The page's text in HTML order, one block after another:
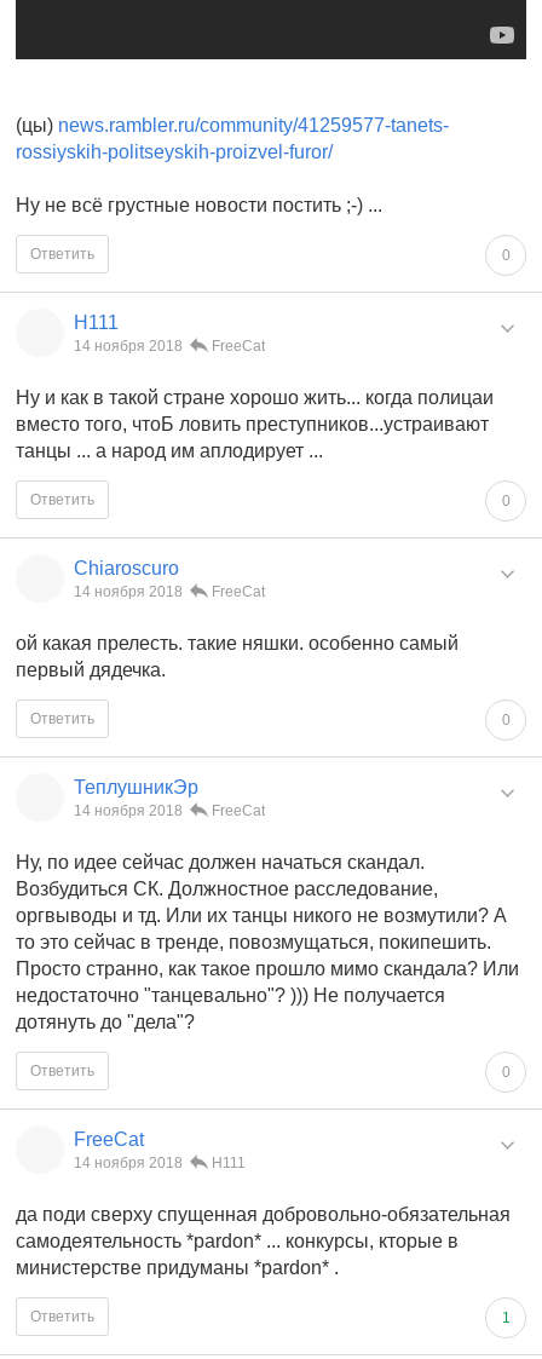
(цы) news.rambler.ru/community/41259577-tanets-
rossiyskih-politseyskih-proizvel-furor/
Ну не всё грустные новости постить ;-) ...
0
Ответить
Н111
14 ноября 2018 FreeCat
Ну и как в такой стране хорошо жить... когда полицаи
вместо того, чтоБ ловить преступников...устраивают
танцы ... а народ им аплодирует ...
0
Ответить
Chiaroscuro
14 ноября 2018 FreeCat
ой какая прелесть. такие няшки. особенно самый
первый дядечка.
0
Ответить
ТеплушникЭр
14 ноября 2018 FreeCat
Ну, по идее сейчас должен начаться скандал.
Возбудиться СК. Должностное расследование,
оргвыводы и тд. Или их танцы никого не возмутили? А
то это сейчас в тренде, повозмущаться, покипешить.
Просто странно, как такое прошло мимо скандала? Или
недостаточно "танцевально"? ))) Не получается
дотянуть до "дела"?
0
Ответить
FreeCat
14 ноября 2018 Н111
да поди сверху спущенная добровольно-обязательная
самодеятельность *pardon* ... конкурсы, кторые в
министерстве придуманы *pardon* .
1
Ответить